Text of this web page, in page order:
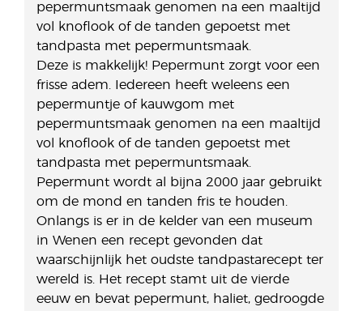
pepermuntsmaak genomen na een maaltijd
vol knoflook of de tanden gepoetst met
tandpasta met pepermuntsmaak.
Deze is makkelijk! Pepermunt zorgt voor een
frisse adem. Iedereen heeft weleens een
pepermuntje of kauwgom met
pepermuntsmaak genomen na een maaltijd
vol knoflook of de tanden gepoetst met
tandpasta met pepermuntsmaak.
Pepermunt wordt al bijna 2000 jaar gebruikt
om de mond en tanden fris te houden.
Onlangs is er in de kelder van een museum
in Wenen een recept gevonden dat
waarschijnlijk het oudste tandpastarecept ter
wereld is. Het recept stamt uit de vierde
eeuw en bevat pepermunt, haliet, gedroogde